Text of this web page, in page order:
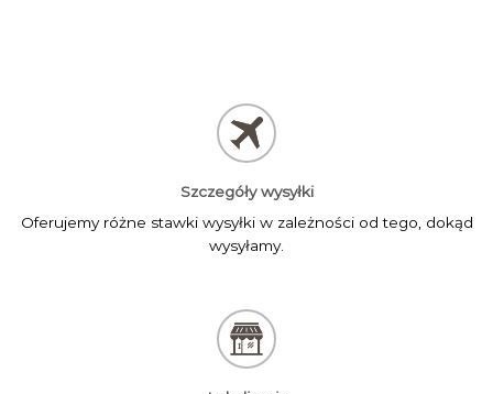
Szczegóły wysyłki
Oferujemy różne stawki wysyłki w zależności od tego, dokąd
wysyłamy.